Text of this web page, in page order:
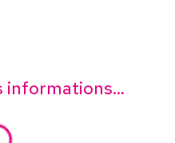
informations...